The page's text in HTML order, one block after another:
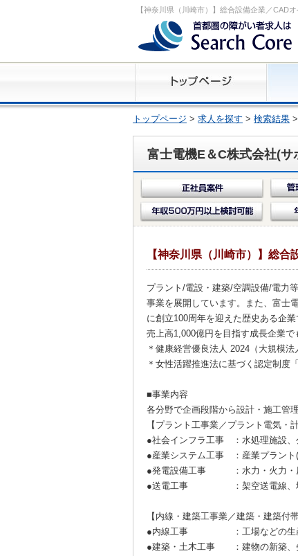
【神奈川県（川崎市）】総合設備企業／CAD
トップページ > 求人を探す > 検索結果
富士電機E＆C株式会社(サ
【神奈川県（川崎市）】総
プラント/電設・建築/空調設備/電力
事業を展開しています。また、富士
に創立100周年を迎えた歴史ある企
売上高1,000億円を目指す成長企業で
＊健康経営優良法人 2024（大規模法
＊女性活躍推進法に基づく認定制度
■事業内容
各分野で企画段階から設計・施工管
【プラント工事業／プラント電気・
●社会インフラ工事 ：水処理施設、
●産業システム工事 ：産業プラント
●発電設備工事 ：水力・火力・
●送電工事 ：架空送電線、地
【内線・建築工事業／建築・建築付
●内線工事 ：工場などの生産設
●建築・土木工事 ：建物の新築、